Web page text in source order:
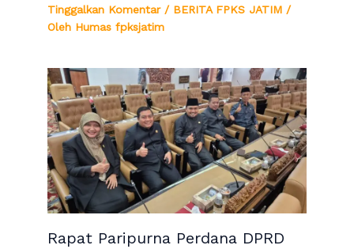
Tinggalkan Komentar / BERITA FPKS JATIM /
Oleh Humas fpksjatim
Rapat Paripurna Perdana DPRD